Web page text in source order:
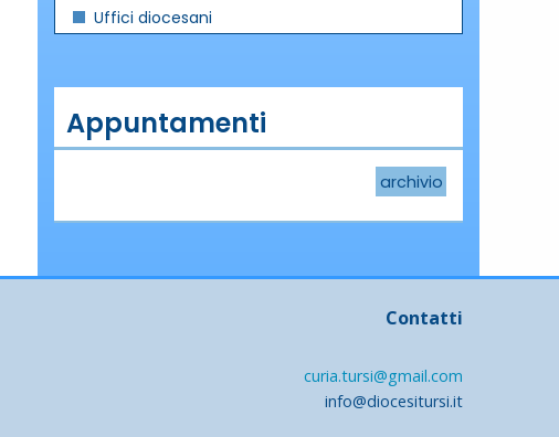
Uffici diocesani
Appuntamenti
archivio
Contatti
curia.tursi@gmail.com
info@diocesitursi.it